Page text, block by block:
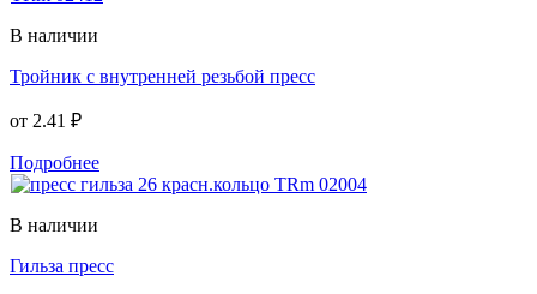
В наличии
Тройник с внутренней резьбой пресс
от 2.41 ₽
Подробнее
В наличии
Гильза пресс